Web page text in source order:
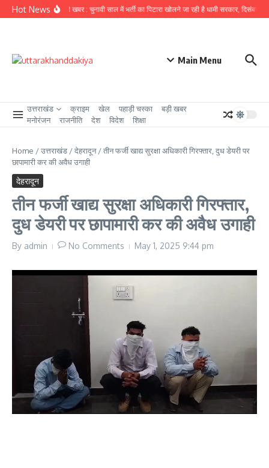
Skip to content
Hot News
उत्तराखंड से बड़ी खबर : चुनावी साल में भर्ती का पिटारा खोलने जा रही है धामी सरकार, दिसंबर से
Main Menu
उत्तराखंड क्राइम खेल पहाड़ी चस्का
बड़ी खबर
मनोरंजन
राजनीति देश विदेश शिक्षा
Home /उत्तराखंड /देहरादून/तीन फर्जी खाद्य सुरक्षा अधिकारी गिरफ्तार, दुध डेयरी पर
छापामारी कर की अवैध उगाही
देहरादून
तीन फर्जी खाद्य सुरक्षा अधिकारी गिरफ्तार,
दुध डेयरी पर छापामारी कर की अवैध उगाही
By admin No Comments May 1, 2025 9:44 pm